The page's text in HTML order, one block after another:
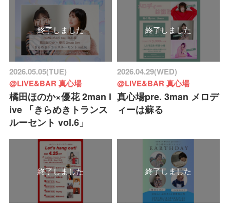
終了しました
2026.05.05(TUE)
@LIVE&BAR 真心場
橘田ほのか×優花 2man l
ive 「きらめきトランス
ルーセント vol.6」
終了しました
2026.04.29(WED)
@LIVE&BAR 真心場
真心場pre. 3man メロデ
ィーは蘇る
終了しました 終了しました